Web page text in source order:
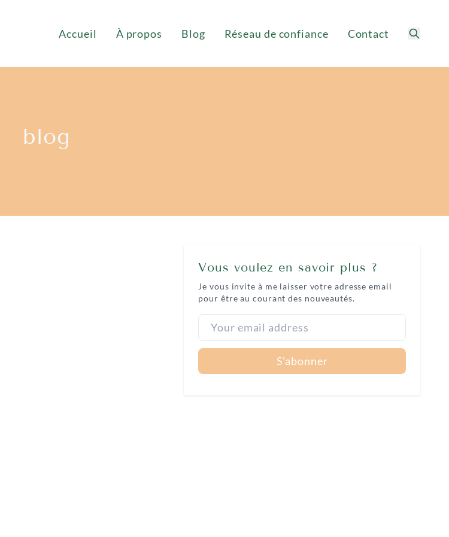
Accueil À propos Blog Réseau de confiance Contact
blog
Vous voulez en savoir plus ?
Je vous invite à me laisser votre adresse email
pour être au courant des nouveautés.
S'abonner